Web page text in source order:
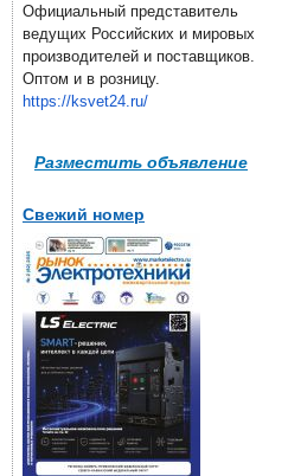
Официальный представитель
ведущих Российских и мировых
производителей и поставщиков.
Оптом и в розницу.
https://ksvet24.ru/
Разместить объявление
Свежий номер